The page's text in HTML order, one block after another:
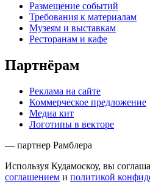
Размещение событий
Требования к материалам
Музеям и выставкам
Ресторанам и кафе
Партнёрам
Реклама на сайте
Коммерческое предложение
Медиа кит
Логотипы в векторе
— партнер Рамблера
Используя Кудамоскоу, вы
соглашением и политикой